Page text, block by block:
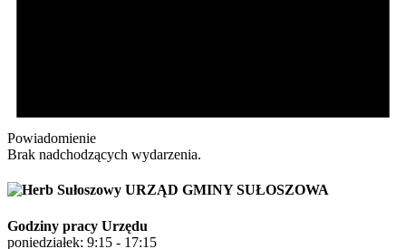
Powiadomienie
Brak nadchodzących wydarzenia.
URZĄD GMINY SUŁOSZOWA
Godziny pracy Urzędu
poniedziałek: 9:15 - 17:15